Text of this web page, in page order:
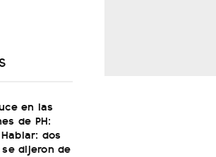
en las
de PH:
dos
dijeron de